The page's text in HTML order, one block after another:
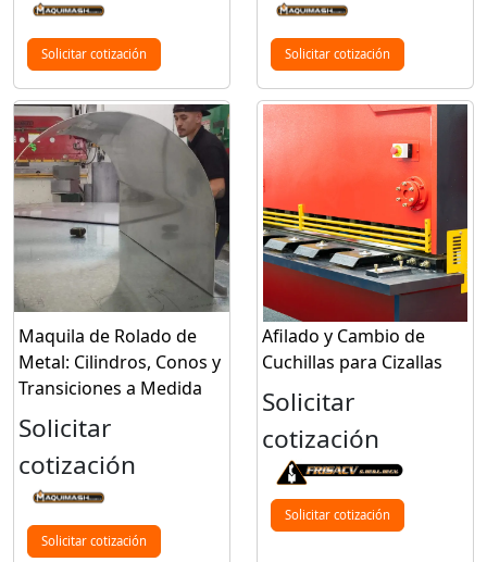
Solicitar cotización Solicitar cotización
Maquila de Rolado de
Metal: Cilindros, Conos y
Transiciones a Medida
Solicitar
cotización
Solicitar cotización
Afilado y Cambio de
Cuchillas para Cizallas
Solicitar
cotización
Solicitar cotización